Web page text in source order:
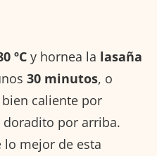
ºC y hornea la lasaña
30 minutos, o
caliente por
por arriba.
lo mejor de esta